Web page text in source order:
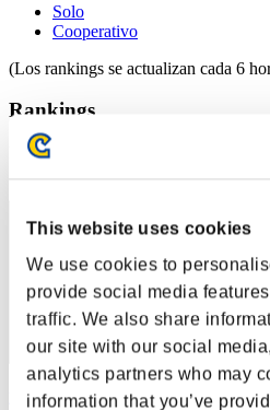
This website uses cookies
We use cookies to
provide social media
traffic. We also share
our site with our social
analytics partners who may
information that you’ve
Solo
Cooperativo
(Los rankings se actualizan cada 6
Rankings
Posición
yanghanwen